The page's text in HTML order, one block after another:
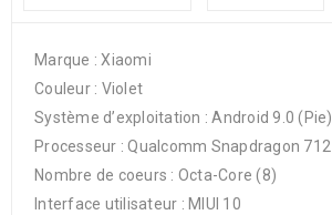
Marque : Xiaomi
Couleur : Violet
Système d’exploitation : Android 9.0 (Pie)
Processeur : Qualcomm Snapdragon 712
Nombre de coeurs : Octa-Core (8)
Interface utilisateur : MIUI 10